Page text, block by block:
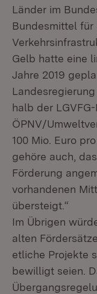
Länder im
Bundesmittel für
Gelb hatte eine
Jahre 2019
halb der
ÖPNV/
100 Mio. Euro
gehöre auch,
Förderung
vorhandenen
übersteigt.“
Im Übrigen
alten
etliche Projekte
bewilligt seien.